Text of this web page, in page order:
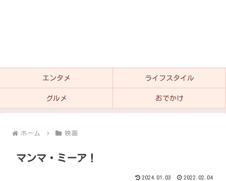
エンタメ ライフスタイル
グルメ おでかけ
ホーム 映画
マンマ・ミーア！
2024.01.03 2022.02.04